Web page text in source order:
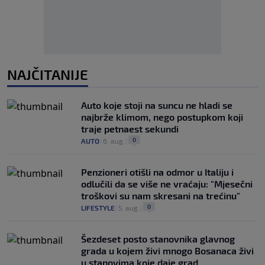
NAJČITANIJE
Auto koje stoji na suncu ne hladi se
najbrže klimom, nego postupkom koji
traje petnaest sekundi
AUTO 6. aug. 0
Penzioneri otišli na odmor u Italiju i
odlučili da se više ne vraćaju: "Mjesečni
troškovi su nam skresani na trećinu"
LIFESTYLE 5. aug. 0
Šezdeset posto stanovnika glavnog
grada u kojem živi mnogo Bosanaca živi
u stanovima koje daje grad